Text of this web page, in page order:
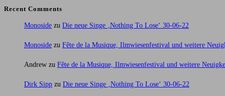
Recent Comments
Monoside zu Die neue Singe ‚Nothing To Lose‘ 30-06-22
Monoside zu Fête de la Musique, Ilmwiesenfestival und weitere
Andrew zu Fête de la Musique, Ilmwiesenfestival und weitere
Dirk Sipp zu Die neue Singe ‚Nothing To Lose‘ 30-06-22